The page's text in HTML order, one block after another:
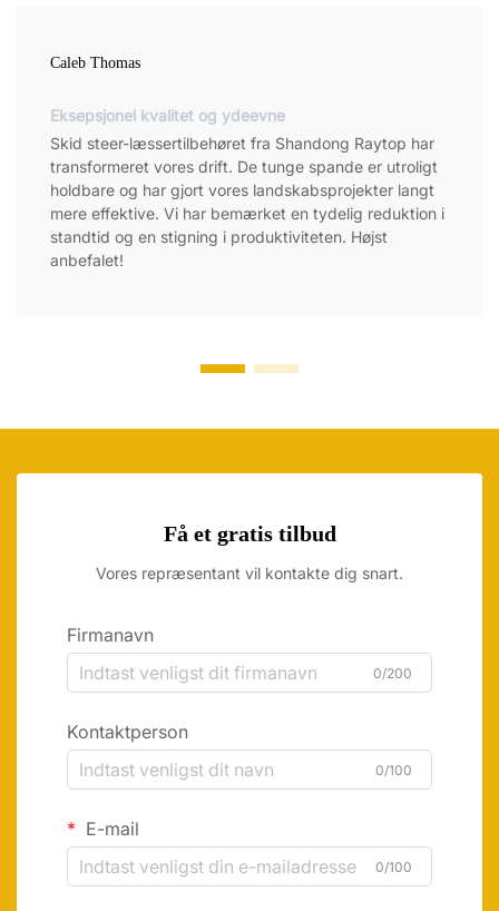
Caleb Thomas
Eksepsjonel kvalitet og ydeevne
Skid steer-læssertilbehøret fra Shandong Raytop har
transformeret vores drift. De tunge spande er utroligt
holdbare og har gjort vores landskabsprojekter langt
mere effektive. Vi har bemærket en tydelig reduktion i
standtid og en stigning i produktiviteten. Højst
anbefalet!
Få et gratis tilbud
Vores repræsentant vil kontakte dig snart.
Firmanavn
0/200
Kontaktperson
0/100
E-mail
0/100